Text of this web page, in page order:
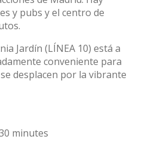
y pubs y el centro de
Jardín (LÍNEA 10) está a
conveniente para
desplacen por la vibrante
minutes